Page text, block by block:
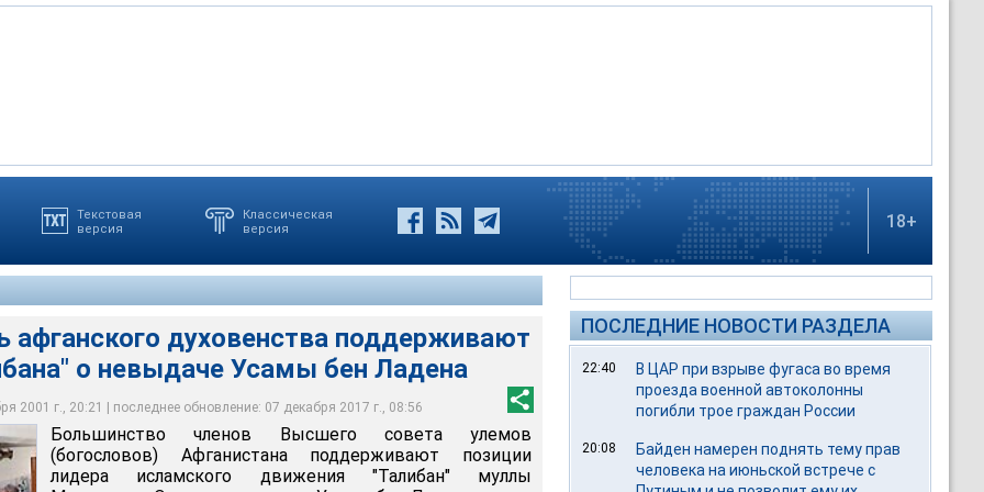
Текстовая
версия
Классическая
версия
18+
афганского духовенства поддерживают
о невыдаче Усамы бен Ладена
2001 г., 20:21 | последнее обновление: 07 декабря 2017 г., 08:56
духовенства поддерживают позицию "Талибана" о
Ладена
духовенства поддерживают позицию "Талибана" о
Ладена
духовенства поддерживают позицию "Талибана" о
Ладена
духовенства поддерживают позицию "Талибана" о
Ладена
Большинство членов Высшего совета улемов
(богословов) Афганистана поддерживают позиции
лидера исламского движения "Талибан" муллы
ПОСЛЕДНИЕ НОВОСТИ РАЗДЕЛА
22:40
В ЦАР при взрыве фугаса во время
проезда военной автоколонны
погибли трое граждан России
20:08
Байден намерен поднять тему прав
человека на июньской встрече с